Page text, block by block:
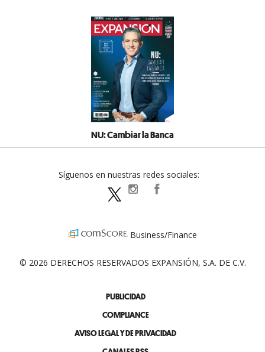
NU: Cambiar la Banca
PUBLICIDAD
COMPLIANCE
AVISO LEGAL Y DE PRIVACIDAD
Síguenos en nuestras redes sociales:
expansionpolitica
Business/Finance
© 2026 DERECHOS RESERVADOS EXPANSIÓN, S.A. DE C.V.